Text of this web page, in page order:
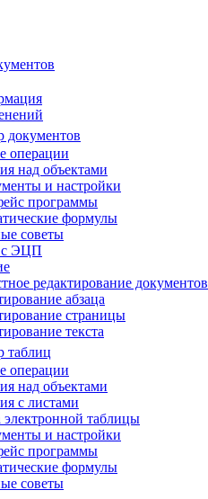
документов
операции
над объектами
и настройки
программы
формулы
советы
с ЭЦП
редактирование документов
абзаца
страницы
текста
таблиц
операции
над объектами
с листами
электронной таблицы
и настройки
программы
формулы
советы